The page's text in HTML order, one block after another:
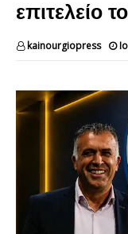
επιτελείο
kainourgiopress